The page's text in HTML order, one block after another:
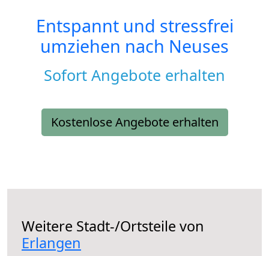
Entspannt und stressfrei
umziehen nach Neuses
Sofort Angebote erhalten
Kostenlose Angebote erhalten
Weitere Stadt-/Ortsteile von
Erlangen